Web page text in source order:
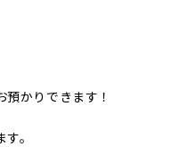
かりできます！
。